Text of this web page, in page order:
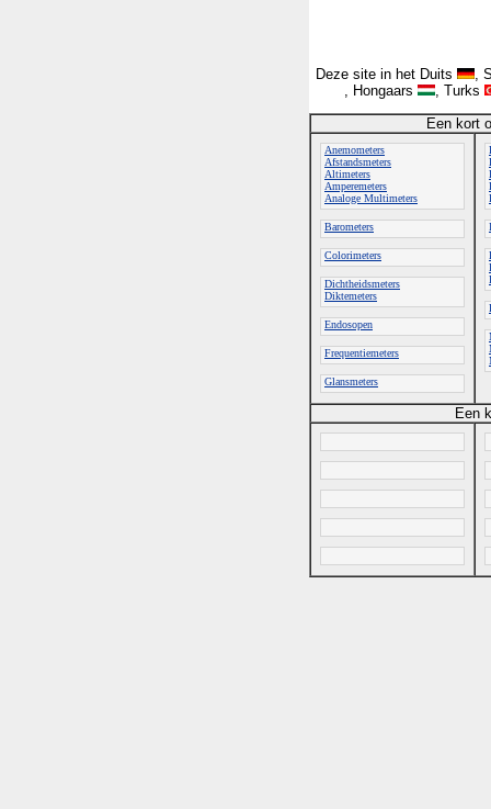
Deze site in het Duits
,
, Hongaars
, Turks
Een kort
Anemometers
Afstandsmeters
Altimeters
Amperemeters
Analoge Multimeters
Barometers
Colorimeters
Dichtheidsmeters
Diktemeters
Endosopen
Frequentiemeters
Glansmeters
Een